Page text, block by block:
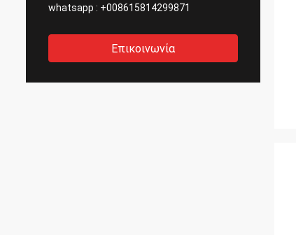
whatsapp : +008615814299871
Επικοινωνία